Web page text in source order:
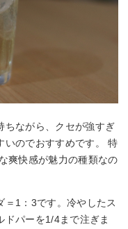
ちながら、クセが強すぎ
いのでおすすめです。 特
爽快感が魅力の種類なの
＝1：3です。冷やしたス
ドパーを1/4まで注ぎま